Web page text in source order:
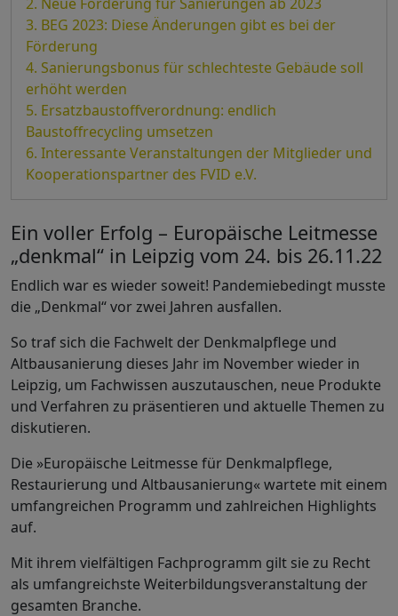
BEG 2023: Diese Änderungen gibt es bei der
Förderung
Sanierungsbonus für schlechteste Gebäude soll
erhöht werden
Ersatzbaustoffverordnung: endlich
Baustoffrecycling umsetzen
Interessante Veranstaltungen der Mitglieder und
Kooperationspartner des FVID e.V.
Ein voller Erfolg – Europäische Leitmesse
„denkmal“ in Leipzig vom 24. bis 26.11.22
Endlich war es wieder soweit! Pandemiebedingt musste
die „Denkmal“ vor zwei Jahren ausfallen.
So traf sich die Fachwelt der Denkmalpflege und
Altbausanierung dieses Jahr im November wieder in
Leipzig, um Fachwissen auszutauschen, neue Produkte
und Verfahren zu präsentieren und aktuelle Themen zu
diskutieren.
Die »Europäische Leitmesse für Denkmalpflege,
Restaurierung und Altbausanierung« wartete mit einem
umfangreichen Programm und zahlreichen Highlights
auf.
Mit ihrem vielfältigen Fachprogramm gilt sie zu Recht
als umfangreichste Weiterbildungsveranstaltung der
gesamten Branche.